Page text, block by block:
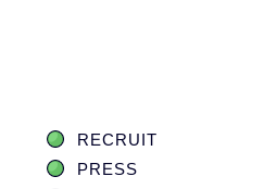
RECRUIT
PRESS